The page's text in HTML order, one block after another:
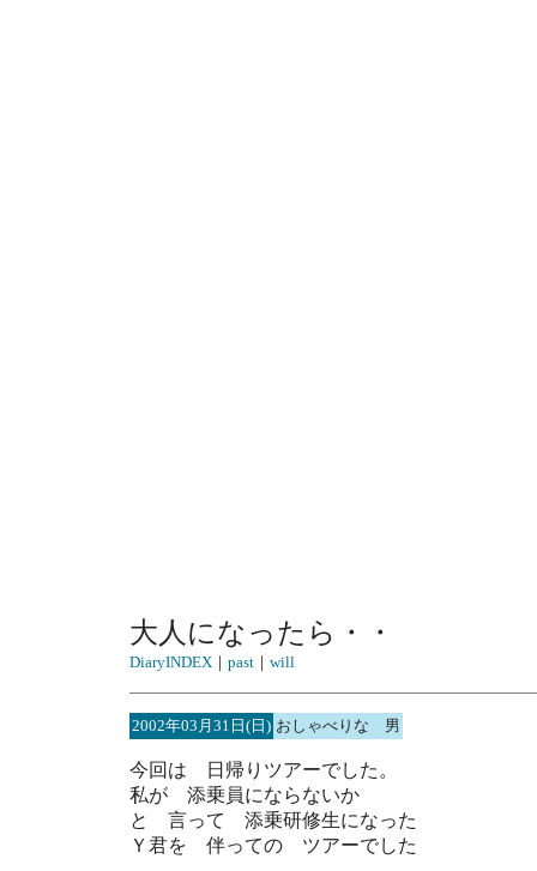
大人になったら・・
DiaryINDEX｜ past｜ will
2002年03月31日(日) おしゃべりな 男
今回は 日帰りツアーでした。
私が 添乗員にならないか
と 言って 添乗研修生になった
Ｙ君を 伴っての ツアーでした